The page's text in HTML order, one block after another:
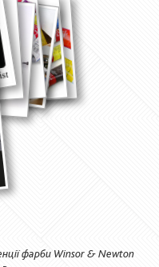
фарби Winsor & Newton